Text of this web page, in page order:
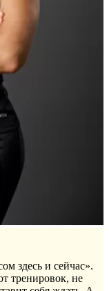
здесь и сейчас».
тренировок, не